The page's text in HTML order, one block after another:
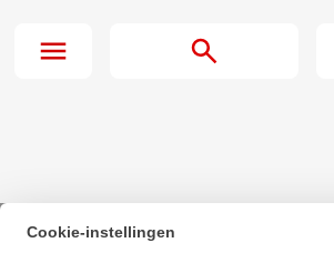
Beginpagina· O-Ring 195X2.5mm NBR 70
Cookie-instellingen